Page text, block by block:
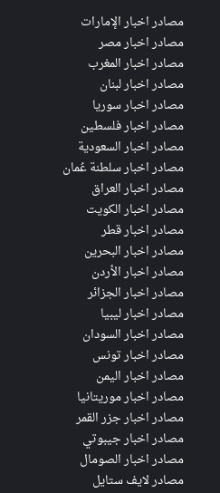
مصادر اخبار الإمارات
مصادر اخبار مصر
مصادر اخبار المغرب
مصادر اخبار لبنان
مصادر اخبار سوريا
مصادر اخبار فلسطين
مصادر اخبار السعودية
مصادر اخبار سلطنة عُمان
مصادر اخبار العراق
مصادر اخبار الكويت
مصادر اخبار قطر
مصادر اخبار البحرين
مصادر اخبار الأردن
مصادر اخبار الجزائر
مصادر اخبار ليبيا
مصادر اخبار السودان
مصادر اخبار تونس
مصادر اخبار اليمن
مصادر اخبار موريتانيا
مصادر اخبار جزر القمر
مصادر اخبار جيبوتي
مصادر اخبار الصومال
مصادر لايف ستايل